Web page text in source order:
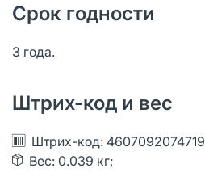
Срок годности
3 года.
Штрих-код и вес
Штрих-код: 4607092074719
Вес: 0.039 кг;